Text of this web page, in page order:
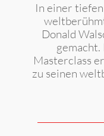
In einer
Donald
Masterclass
zu seinen